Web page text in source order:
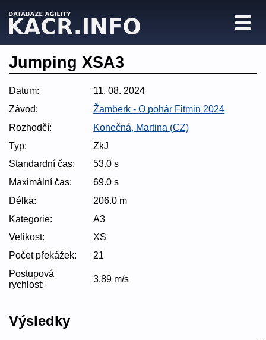
Jumping XSA3
Datum:
11. 08. 2024
Závod:
Žamberk - O pohár Fitmin 2024
Rozhodčí:
Konečná, Martina (CZ)
Typ:
ZkJ
Standardní čas:
53.0 s
Maximální čas:
69.0 s
Délka:
206.0 m
Kategorie:
A3
Velikost:
XS
Počet překážek:
21
Postupová
rychlost:
3.89 m/s
Výsledky